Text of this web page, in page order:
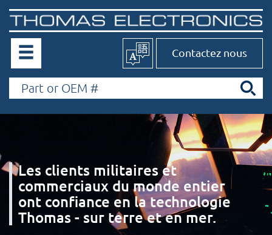
Contactez nous
Les clients militaires et
commerciaux du monde entier
ont confiance en la technologie
Thomas - sur terre et en mer.